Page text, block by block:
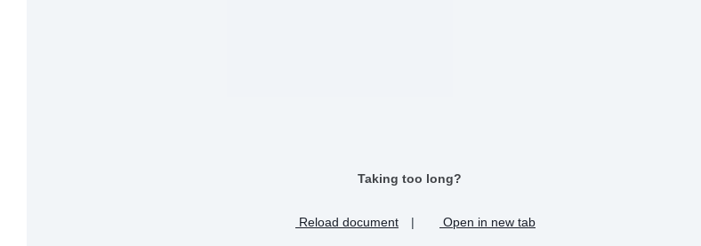
Taking too long?
Reload document | Open in new tab